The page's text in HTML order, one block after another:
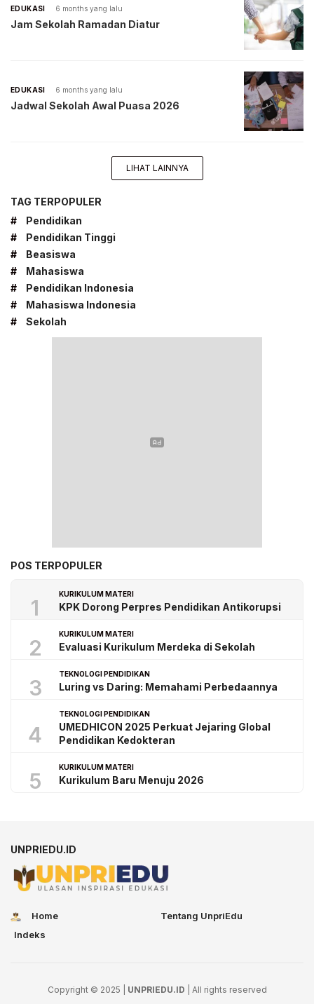
EDUKASI 6 months yang lalu
Jam Sekolah Ramadan Diatur
EDUKASI 6 months yang lalu
Jadwal Sekolah Awal Puasa 2026
LIHAT LAINNYA
TAG TERPOPULER
#
Pendidikan
#
Pendidikan Tinggi
#
Beasiswa
#
Mahasiswa
#
Pendidikan Indonesia
#
Mahasiswa Indonesia
#
Sekolah
POS TERPOPULER
1
KURIKULUM MATERI
KPK Dorong Perpres Pendidikan Antikorupsi
2
KURIKULUM MATERI
Evaluasi Kurikulum Merdeka di Sekolah
3
TEKNOLOGI PENDIDIKAN
Luring vs Daring: Memahami Perbedaannya
4
TEKNOLOGI PENDIDIKAN
UMEDHICON 2025 Perkuat Jejaring Global
Pendidikan Kedokteran
5
KURIKULUM MATERI
Kurikulum Baru Menuju 2026
UNPRIEDU.ID
Home
Tentang UnpriEdu
Indeks
Copyright © 2025 | UNPRIEDU.ID | All rights reserved